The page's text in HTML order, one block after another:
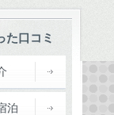
た口コミ
泊